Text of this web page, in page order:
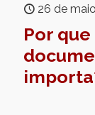
26 de
Por